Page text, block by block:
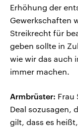
Erhöhung der
Gewerkschaften
Streikrecht für
geben sollte in
wie wir das auch
immer machen.
Armbrüster: Frau
Deal sozusagen,
gilt, dass es